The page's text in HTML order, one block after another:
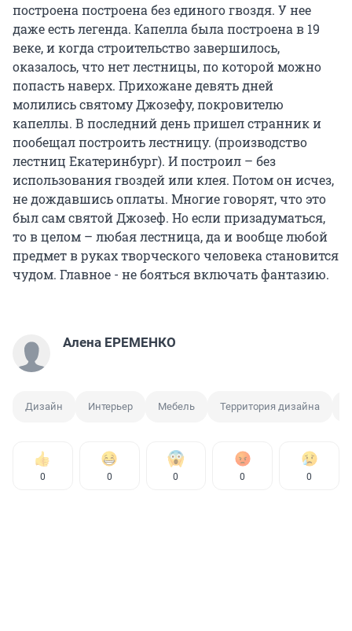
построена построена без единого гвоздя. У нее
даже есть легенда. Капелла была построена в 19
веке, и когда строительство завершилось,
оказалось, что нет лестницы, по которой можно
попасть наверх. Прихожане девять дней
молились святому Джозефу, покровителю
капеллы. В последний день пришел странник и
пообещал построить лестницу. (производство
лестниц Екатеринбург). И построил – без
использования гвоздей или клея. Потом он исчез,
не дождавшись оплаты. Многие говорят, что это
был сам святой Джозеф. Но если призадуматься,
то в целом – любая лестница, да и вообще любой
предмет в руках творческого человека становится
чудом. Главное - не бояться включать фантазию.
Алена ЕРЕМЕНКО
Дизайн Интерьер Мебель Территория дизайна
0 0 0 0 0